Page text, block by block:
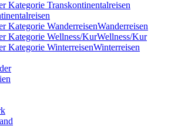
Wander­reisen
Wellness/Kur
Winter­reisen